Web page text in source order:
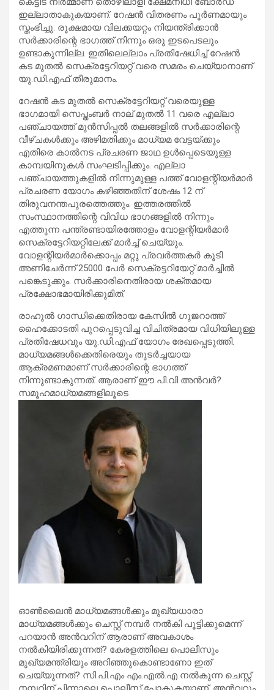
ഇല്ലാതാകുകയാണ്. റേഷന്‍ വിതരണം പൂര്‍ണമായും
സ്തംഭിച്ചു. രൂക്ഷമായ വിലക്കയറ്റം നിയന്ത്രിക്കാന്‍
സര്‍ക്കാരിന്റെ ഭാഗത്ത് നിന്നും ഒരു ഇടപെടലും
ഉണ്ടാകുന്നില്ല. ഇതിലെല്ലാം പ്രതിഷേധിച്ച് റേഷന്‍
കട മുതല്‍ സെക്രട്ടേറിയറ്റ് വരെ സമരം ചെയ്യാനാണ്
യു.ഡി.എഫ് തീരുമാനം.
റേഷന്‍ കട മുതല്‍ സെക്രട്ടേറിയറ്റ് വരെയുള്ള
ഭാഗമായി സെപ്തംബര്‍ നാല് മുതല്‍ 11 വരെ എല്ലാ
പഞ്ചായത്ത് മുന്‍സിപ്പല്‍ തലങ്ങളില്‍ സര്‍ക്കാരിന്റെ
വീഴ്ചകള്‍ക്കും അഴിമതിക്കും മാധ്യമ വേട്ടയ്ക്കും
എതിരെ കാല്‍നട പ്രചരണ ജാഥ ഉള്‍പ്പെടെയുള്ള
കാമ്പയിനുകള്‍ സംഘടിപ്പിക്കും. എല്ലാ
പഞ്ചായത്തുകളില്‍ നിന്നുമുള്ള പത്ത് വോളന്റിയര്‍മാര്‍
പ്രചരണ യോഗം കഴിഞ്ഞതിന് ശേഷം 12 ന്
തിരുവനന്തപുരത്തെത്തും. ഇത്തരത്തില്‍
സംസ്ഥാനത്തിന്റെ വിവിധ ഭാഗങ്ങളില്‍ നിന്നും
എത്തുന്ന പന്ത്രണ്ടായിരത്തോളം വോളന്റിയര്‍മാര്‍
സെക്രട്ടേറിയറ്റിലേക്ക് മാര്‍ച്ച് ചെയ്യും.
വോളന്റിയര്‍മാര്‍ക്കൊപ്പം മറ്റു പ്രവര്‍ത്തകര്‍ കൂടി
അണിചേര്‍ന്ന് 25000 പേര്‍ സെക്രട്ടറിയേറ്റ് മാര്‍ച്ചില്‍
പങ്കെടുക്കും. സര്‍ക്കാരിനെതിരായ ശക്തമായ
പ്രക്ഷോഭമായിരിക്കുമിത്.
രാഹുല്‍ ഗാന്ധിക്കെതിരായ കേസില്‍ ഗുജറാത്ത്
ഹൈക്കോടതി പുറപ്പെടുവിച്ച വിചിത്രമായ വിധിയിലുള്ള
പ്രതിഷേധവും യു.ഡി.എഫ് യോഗം രേഖപ്പെടുത്തി.
മാധ്യമങ്ങള്‍ക്കെതിരെയും തുടര്‍ച്ചയായ
ആക്രമണമാണ് സര്‍ക്കാരിന്റെ ഭാഗത്ത്
നിന്നുണ്ടാകുന്നത്. ആരാണ് ഈ പി.വി അന്‍വര്‍?
സമൂഹമാധ്യമങ്ങളിലൂടെ
ഓണ്‍ലൈന്‍ മാധ്യമങ്ങള്‍ക്കും മുഖ്യധാരാ
മാധ്യമങ്ങള്‍ക്കും ചെസ്റ്റ് നമ്പര്‍ നല്‍കി പൂട്ടിക്കുമെന്ന്
പറയാന്‍ അന്‍വറിന് ആരാണ് അവകാശം
നല്‍കിയിരിക്കുന്നത്? കേരളത്തിലെ പൊലീസും
മുഖ്യമന്ത്രിയും അറിഞ്ഞുകൊണ്ടാണോ ഇത്
ചെയ്യുന്നത്? സി.പി.എം എം.എല്‍.എ നല്‍കുന്ന ചെസ്റ്റ്